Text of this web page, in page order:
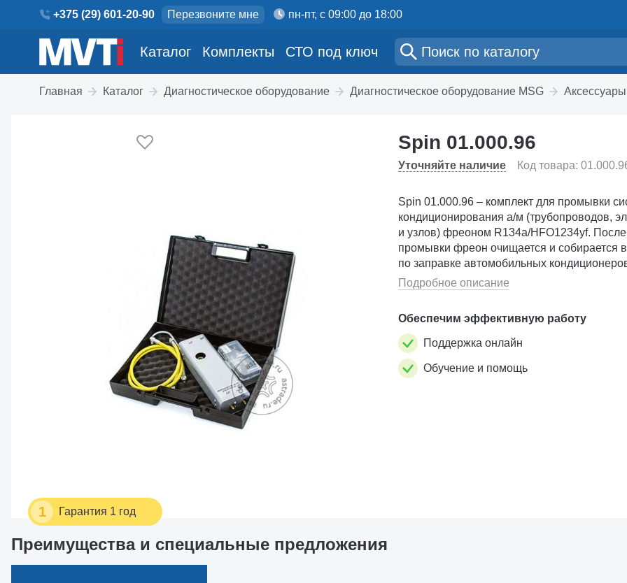
+375 (29) 601-20-90 Перезвоните мне пн-пт, с 09:00 до 18:00
Каталог Комплекты СТО под ключ
Главная Каталог Диагностическое оборудование Диагностическое оборудование MSG
1 Гарантия 1 год
Spin 01.000.96
Уточняйте наличие Код товара:
Spin 01.000.96 – комплект для промывки
кондиционирования а/м (трубопроводов,
и узлов) фреоном R134a/HFO1234yf. После
промывки фреон очищается и собирается
по заправке автомобильных
Подходит для всех автоматических
Поставляется с...
Подробное описание
Обеспечим эффективную работу
Поддержка онлайн
Обучение и помощь
Преимущества и специальные предложения